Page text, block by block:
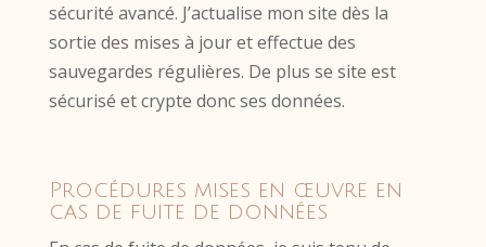
sécurité avancé. J’actualise mon site dès la
sortie des mises à jour et effectue des
sauvegardes régulières. De plus se site est
sécurisé et crypte donc ses données.
Procédures mises en œuvre en
cas de fuite de données